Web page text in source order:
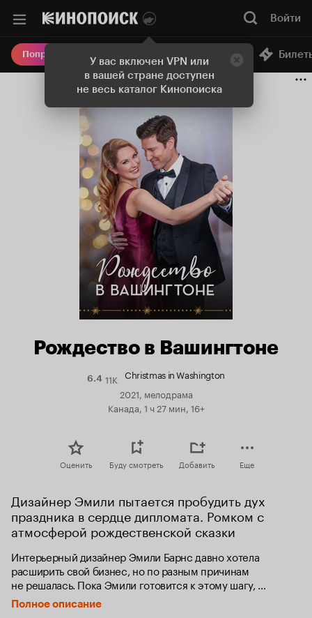
У вас включен VPN или
в вашей стране доступен
не весь каталог Кинопоиска
Войти
Попробовать Плюс Онлайн-кинотеатр
Рождество в Вашингтоне
6.4Рейтинг
Кинопоиска
11K Christmas in Washington
2021, мелодрама
Канада, 1 ч 27 мин, 16+
Оценить Буду смотреть Добавить Еще
Дизайнер Эмили пытается пробудить дух
праздника в сердце дипломата. Ромком с
атмосферой рождественской сказки
Интерьерный дизайнер Эмили Барнс давно хотела
расширить свой бизнес, но по разным причинам
не решалась. Пока Эмили готовится к этому шагу,
она получает задание украсить посольство в Вашингтоне
к Рождеству. Посол — красивый, непредсказуемый
Полное описание